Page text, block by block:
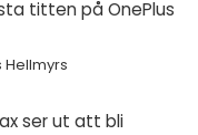
titten på OnePlus
Hellmyrs
ser ut att bli